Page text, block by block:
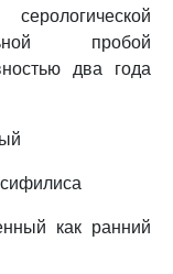
пробой
два года
как ранний